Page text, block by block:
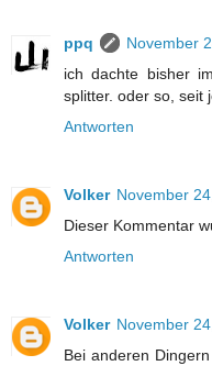
ppq
November
ich dachte bisher
splitter. oder so, seit
Antworten
Volker November
Dieser Kommentar
Antworten
Volker November
Bei anderen